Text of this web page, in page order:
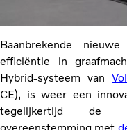
Baanbrekende
efficiëntie in
Hybrid-systeem van
CE), is weer een
tegelijkertijd de